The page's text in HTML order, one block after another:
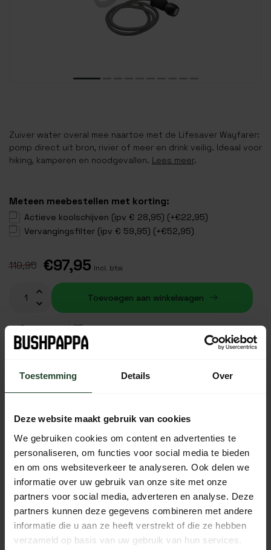
Toestemming Details Over
Deze website maakt gebruik van cookies
We gebruiken cookies om content en advertenties te
personaliseren, om functies voor social media te bieden
en om ons websiteverkeer te analyseren. Ook delen we
informatie over uw gebruik van onze site met onze
partners voor social media, adverteren en analyse. Deze
partners kunnen deze gegevens combineren met andere
informatie die u aan ze heeft verstrekt of die ze hebben
verzameld op basis van uw gebruik van hun services.
Zuiver water overal mee naartoe met de Lifesaver Wayfarer:
pomp direct uit bron, rivier of meer en drink veilig. Ideaal voor
hiking, kamperen en noodgevallen. Lees meer.
Meteen meebestellen met korting:
Actieve koolschijven (ipv € 28,95) (+€22,95)
Vervangingsfilter (ipv € 59,95) (+€52,95)
119,95 €97,95 Incl. btw
Toevoegen aan winkelwagen
Op voorraad (7)
14 dagen bedenktijd met no-nonsens retourbeleid
Iedere dag bereikbaar van 10:00 tot 20:00 via de chat,
telefoon of email
PRODUCTOMSCHRIJVING